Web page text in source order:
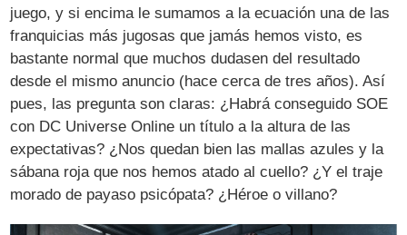
juego, y si encima le sumamos a la ecuación una de las
franquicias más jugosas que jamás hemos visto, es
bastante normal que muchos dudasen del resultado
desde el mismo anuncio (hace cerca de tres años). Así
pues, las pregunta son claras: ¿Habrá conseguido SOE
con DC Universe Online un título a la altura de las
expectativas? ¿Nos quedan bien las mallas azules y la
sábana roja que nos hemos atado al cuello? ¿Y el traje
morado de payaso psicópata? ¿Héroe o villano?